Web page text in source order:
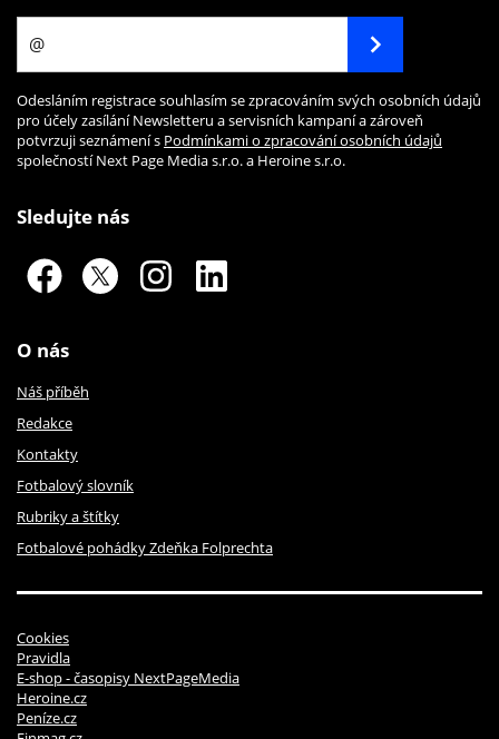
Odesláním registrace souhlasím se zpracováním svých osobních údajů
pro účely zasílání Newsletteru a servisních kampaní a zároveň
potvrzuji seznámení s Podmínkami o zpracování osobních údajů
společností Next Page Media s.r.o. a Heroine s.r.o.
Sledujte nás
O nás
Náš příběh
Redakce
Kontakty
Fotbalový slovník
Rubriky a štítky
Fotbalové pohádky Zdeňka Folprechta
Cookies
Pravidla
E-shop - časopisy NextPageMedia
Heroine.cz
Peníze.cz